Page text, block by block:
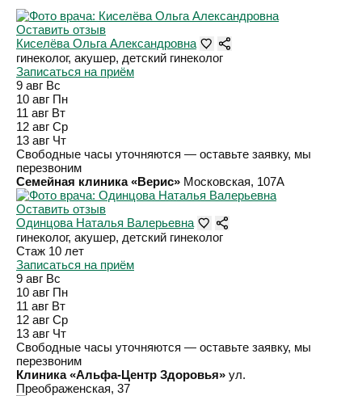
Оставить отзыв
Киселёва Ольга Александровна
гинеколог, акушер, детский гинеколог
Записаться на приём
9 авг Вс
10 авг Пн
11 авг Вт
12 авг Ср
13 авг Чт
Свободные часы уточняются — оставьте заявку, мы
перезвоним
Семейная клиника «Верис» Московская, 107А
Оставить отзыв
Одинцова Наталья Валерьевна
гинеколог, акушер, детский гинеколог
Стаж 10 лет
Записаться на приём
9 авг Вс
10 авг Пн
11 авг Вт
12 авг Ср
13 авг Чт
Свободные часы уточняются — оставьте заявку, мы
перезвоним
Клиника «Альфа-Центр Здоровья» ул.
Преображенская, 37